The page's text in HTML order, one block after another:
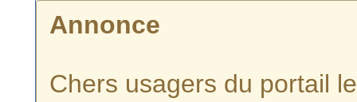
Annonce
Chers usagers du portail